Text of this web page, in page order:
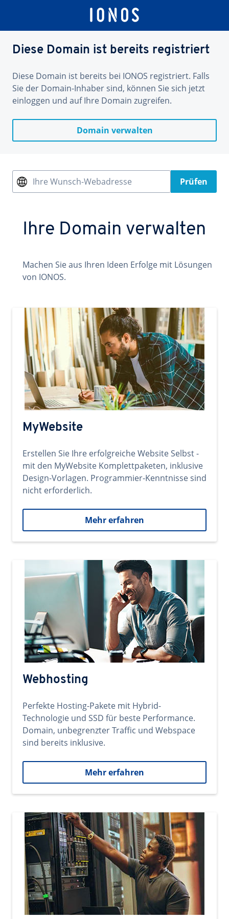
Diese Domain ist bereits registriert
Diese Domain ist bereits bei IONOS registriert. Falls
Sie der Domain-Inhaber sind, können Sie sich jetzt
einloggen und auf Ihre Domain zugreifen.
Domain verwalten
Ihre Wunsch-Webadresse Prüfen
Ihre Domain verwalten
Machen Sie aus Ihren Ideen Erfolge mit Lösungen
von IONOS.
MyWebsite
Erstellen Sie Ihre erfolgreiche Website Selbst -
mit den MyWebsite Komplettpaketen, inklusive
Design-Vorlagen. Programmier-Kenntnisse sind
nicht erforderlich.
Mehr erfahren
Webhosting
Perfekte Hosting-Pakete mit Hybrid-
Technologie und SSD für beste Performance.
Domain, unbegrenzter Traffic und Webspace
sind bereits inklusive.
Mehr erfahren